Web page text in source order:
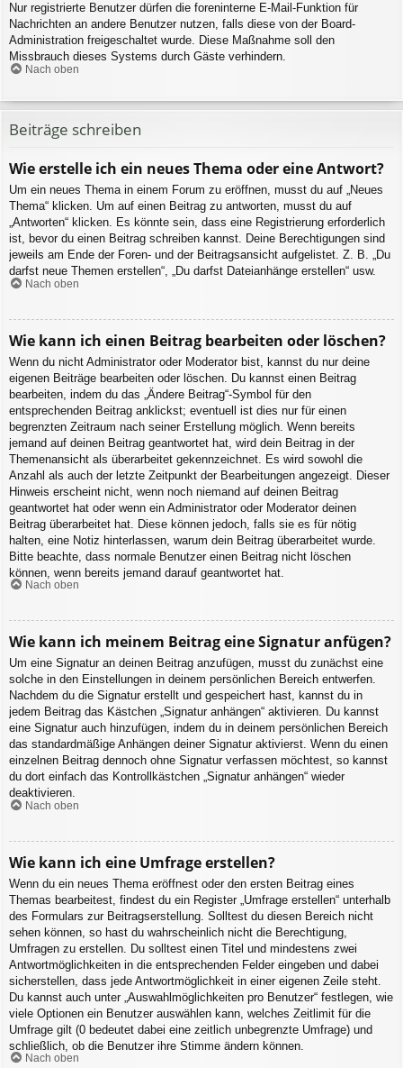
Nur registrierte Benutzer dürfen die foreninterne E-Mail-Funktion für
Nachrichten an andere Benutzer nutzen, falls diese von der Board-
Administration freigeschaltet wurde. Diese Maßnahme soll den
Missbrauch dieses Systems durch Gäste verhindern.
Nach oben
Beiträge schreiben
Wie erstelle ich ein neues Thema oder eine Antwort?
Um ein neues Thema in einem Forum zu eröffnen, musst du auf „Neues
Thema“ klicken. Um auf einen Beitrag zu antworten, musst du auf
„Antworten“ klicken. Es könnte sein, dass eine Registrierung erforderlich
ist, bevor du einen Beitrag schreiben kannst. Deine Berechtigungen sind
jeweils am Ende der Foren- und der Beitragsansicht aufgelistet. Z. B. „Du
darfst neue Themen erstellen“, „Du darfst Dateianhänge erstellen“ usw.
Nach oben
Wie kann ich einen Beitrag bearbeiten oder löschen?
Wenn du nicht Administrator oder Moderator bist, kannst du nur deine
eigenen Beiträge bearbeiten oder löschen. Du kannst einen Beitrag
bearbeiten, indem du das „Ändere Beitrag“-Symbol für den
entsprechenden Beitrag anklickst; eventuell ist dies nur für einen
begrenzten Zeitraum nach seiner Erstellung möglich. Wenn bereits
jemand auf deinen Beitrag geantwortet hat, wird dein Beitrag in der
Themenansicht als überarbeitet gekennzeichnet. Es wird sowohl die
Anzahl als auch der letzte Zeitpunkt der Bearbeitungen angezeigt. Dieser
Hinweis erscheint nicht, wenn noch niemand auf deinen Beitrag
geantwortet hat oder wenn ein Administrator oder Moderator deinen
Beitrag überarbeitet hat. Diese können jedoch, falls sie es für nötig
halten, eine Notiz hinterlassen, warum dein Beitrag überarbeitet wurde.
Bitte beachte, dass normale Benutzer einen Beitrag nicht löschen
können, wenn bereits jemand darauf geantwortet hat.
Nach oben
Wie kann ich meinem Beitrag eine Signatur anfügen?
Um eine Signatur an deinen Beitrag anzufügen, musst du zunächst eine
solche in den Einstellungen in deinem persönlichen Bereich entwerfen.
Nachdem du die Signatur erstellt und gespeichert hast, kannst du in
jedem Beitrag das Kästchen „Signatur anhängen“ aktivieren. Du kannst
eine Signatur auch hinzufügen, indem du in deinem persönlichen Bereich
das standardmäßige Anhängen deiner Signatur aktivierst. Wenn du einen
einzelnen Beitrag dennoch ohne Signatur verfassen möchtest, so kannst
du dort einfach das Kontrollkästchen „Signatur anhängen“ wieder
deaktivieren.
Nach oben
Wie kann ich eine Umfrage erstellen?
Wenn du ein neues Thema eröffnest oder den ersten Beitrag eines
Themas bearbeitest, findest du ein Register „Umfrage erstellen“ unterhalb
des Formulars zur Beitragserstellung. Solltest du diesen Bereich nicht
sehen können, so hast du wahrscheinlich nicht die Berechtigung,
Umfragen zu erstellen. Du solltest einen Titel und mindestens zwei
Antwortmöglichkeiten in die entsprechenden Felder eingeben und dabei
sicherstellen, dass jede Antwortmöglichkeit in einer eigenen Zeile steht.
Du kannst auch unter „Auswahlmöglichkeiten pro Benutzer“ festlegen, wie
viele Optionen ein Benutzer auswählen kann, welches Zeitlimit für die
Umfrage gilt (0 bedeutet dabei eine zeitlich unbegrenzte Umfrage) und
schließlich, ob die Benutzer ihre Stimme ändern können.
Nach oben